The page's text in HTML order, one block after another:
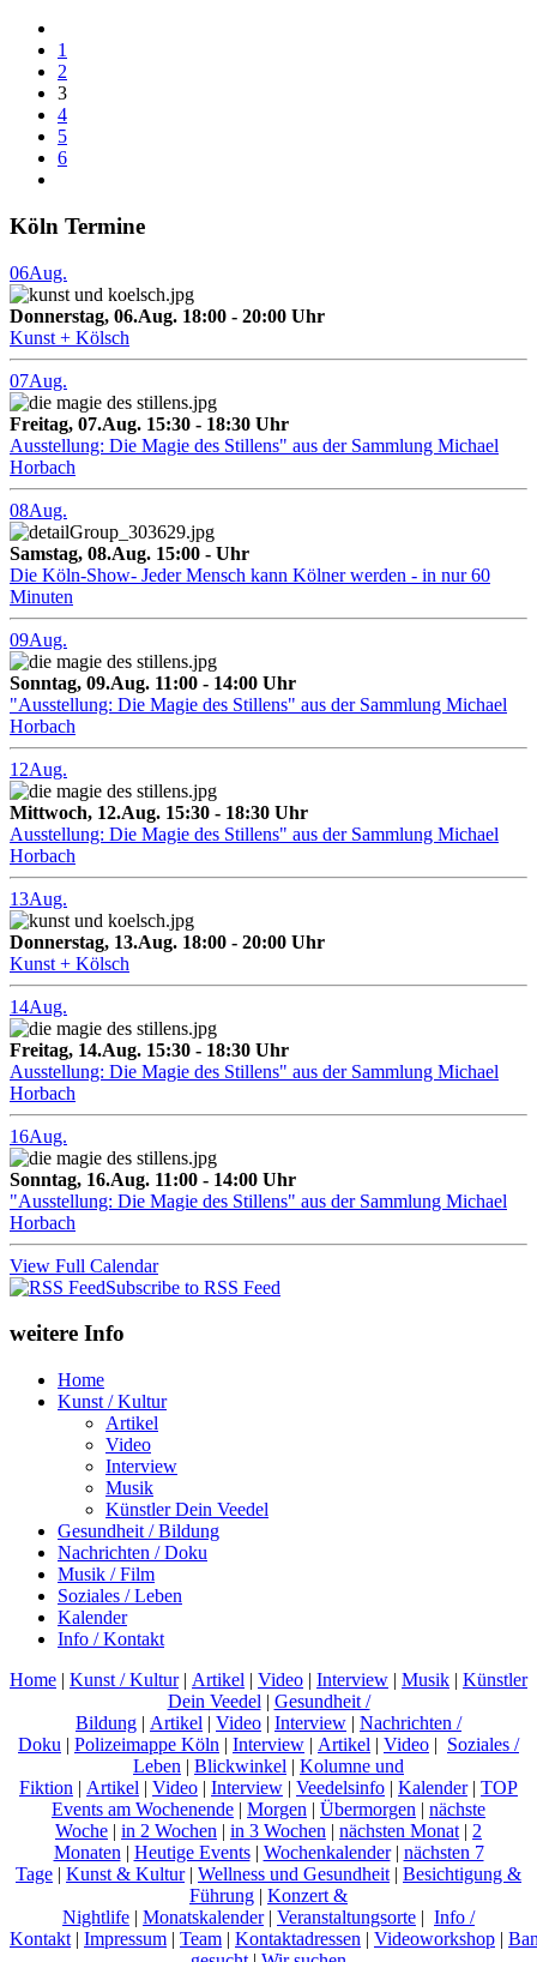
1
2
3
4
5
6
Köln Termine
06Aug.
Donnerstag, 06.Aug. 18:00 - 20:00 Uhr
Kunst + Kölsch
07Aug.
Freitag, 07.Aug. 15:30 - 18:30 Uhr
Ausstellung: Die Magie des Stillens" aus der Sammlung Michael
Horbach
08Aug.
Samstag, 08.Aug. 15:00 - Uhr
Die Köln-Show- Jeder Mensch kann Kölner werden - in nur 60
Minuten
09Aug.
Sonntag, 09.Aug. 11:00 - 14:00 Uhr
"Ausstellung: Die Magie des Stillens" aus der Sammlung Michael
Horbach
12Aug.
Mittwoch, 12.Aug. 15:30 - 18:30 Uhr
Ausstellung: Die Magie des Stillens" aus der Sammlung Michael
Horbach
13Aug.
Donnerstag, 13.Aug. 18:00 - 20:00 Uhr
Kunst + Kölsch
14Aug.
Freitag, 14.Aug. 15:30 - 18:30 Uhr
Ausstellung: Die Magie des Stillens" aus der Sammlung Michael
Horbach
16Aug.
Sonntag, 16.Aug. 11:00 - 14:00 Uhr
"Ausstellung: Die Magie des Stillens" aus der Sammlung Michael
Horbach
View Full Calendar
Subscribe to RSS Feed
weitere Info
Home
Kunst / Kultur
Artikel
Video
Interview
Musik
Künstler Dein Veedel
Gesundheit / Bildung
Nachrichten / Doku
Musik / Film
Soziales / Leben
Kalender
Info / Kontakt
Home | Kunst / Kultur| Artikel | Video | Interview | Musik | Künstler
Dein Veedel | Gesundheit /
Bildung | Artikel | Video | Interview | Nachrichten /
Doku | Polizeimappe Köln | Interview | Artikel | Video | Soziales /
Leben | Blickwinkel | Kolumne und
Fiktion | Artikel | Video | Interview | Veedelsinfo | Kalender| TOP
Events am Wochenende | Morgen | Übermorgen | nächste
Woche | in 2 Wochen | in 3 Wochen | nächsten Monat | 2
Monaten | Heutige Events| Wochenkalender| nächsten 7
Tage | Kunst & Kultur| Wellness und Gesundheit | Besichtigung &
Führung | Konzert &
Nightlife | Monatskalender| Veranstaltungsorte | Info /
Kontakt | Impressum | Team | Kontaktadressen | Videoworkshop |